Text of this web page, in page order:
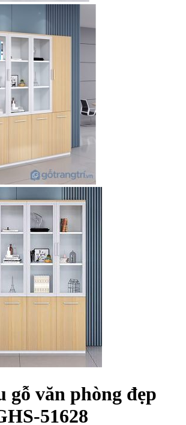
gỗ văn phòng đẹp
51628